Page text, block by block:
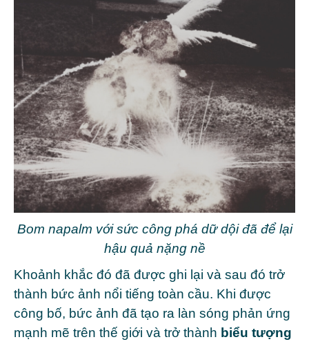
Bom napalm với sức công phá dữ dội đã để lại
hậu quả nặng nề
Khoảnh khắc đó đã được ghi lại và sau đó trở
thành bức ảnh nổi tiếng toàn cầu. Khi được
công bố, bức ảnh đã tạo ra làn sóng phản ứng
mạnh mẽ trên thế giới và trở thành biểu tượng